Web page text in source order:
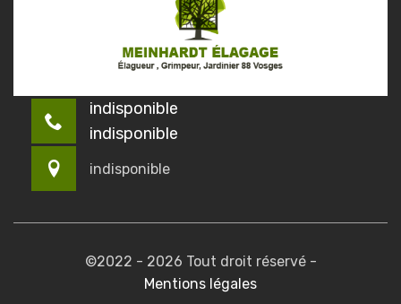
indisponible
indisponible
indisponible
©2022 - 2026 Tout droit réservé -
Mentions légales